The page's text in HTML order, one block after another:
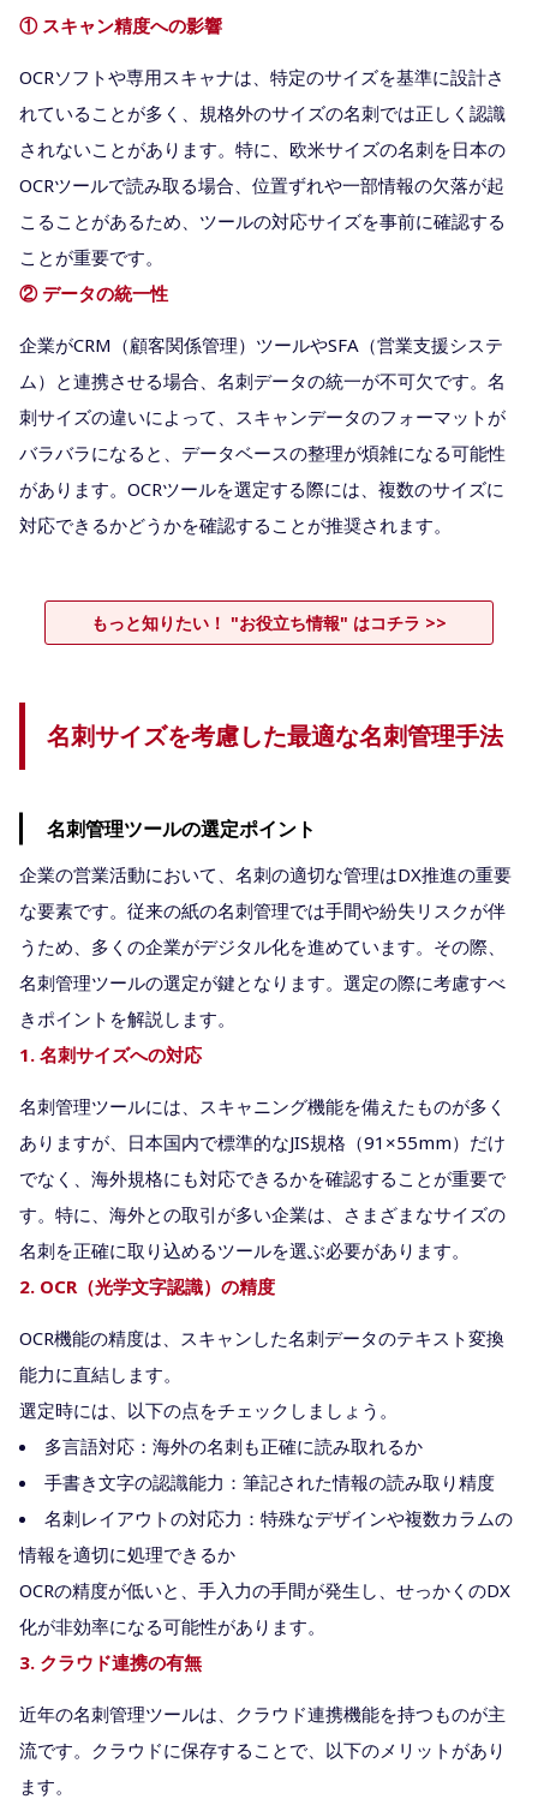
① スキャン精度への影響
OCRソフトや専用スキャナは、特定のサイズを基準に設計さ
れていることが多く、規格外のサイズの名刺では正しく認識
されないことがあります。特に、欧米サイズの名刺を日本の
OCRツールで読み取る場合、位置ずれや一部情報の欠落が起
こることがあるため、ツールの対応サイズを事前に確認する
ことが重要です。
② データの統一性
企業がCRM（顧客関係管理）ツールやSFA（営業支援システ
ム）と連携させる場合、名刺データの統一が不可欠です。名
刺サイズの違いによって、スキャンデータのフォーマットが
バラバラになると、データベースの整理が煩雑になる可能性
があります。OCRツールを選定する際には、複数のサイズに
対応できるかどうかを確認することが推奨されます。
もっと知りたい！ "お役立ち情報" はコチラ >>
名刺サイズを考慮した最適な名刺管理手法
名刺管理ツールの選定ポイント
企業の営業活動において、名刺の適切な管理はDX推進の重要
な要素です。従来の紙の名刺管理では手間や紛失リスクが伴
うため、多くの企業がデジタル化を進めています。その際、
名刺管理ツールの選定が鍵となります。選定の際に考慮すべ
きポイントを解説します。
1. 名刺サイズへの対応
名刺管理ツールには、スキャニング機能を備えたものが多く
ありますが、日本国内で標準的なJIS規格（91×55mm）だけ
でなく、海外規格にも対応できるかを確認することが重要で
す。特に、海外との取引が多い企業は、さまざまなサイズの
名刺を正確に取り込めるツールを選ぶ必要があります。
2. OCR（光学文字認識）の精度
OCR機能の精度は、スキャンした名刺データのテキスト変換
能力に直結します。
選定時には、以下の点をチェックしましょう。
多言語対応：海外の名刺も正確に読み取れるか
手書き文字の認識能力：筆記された情報の読み取り精度
名刺レイアウトの対応力：特殊なデザインや複数カラムの
情報を適切に処理できるか
OCRの精度が低いと、手入力の手間が発生し、せっかくのDX
化が非効率になる可能性があります。
3. クラウド連携の有無
近年の名刺管理ツールは、クラウド連携機能を持つものが主
流です。クラウドに保存することで、以下のメリットがあり
ます。